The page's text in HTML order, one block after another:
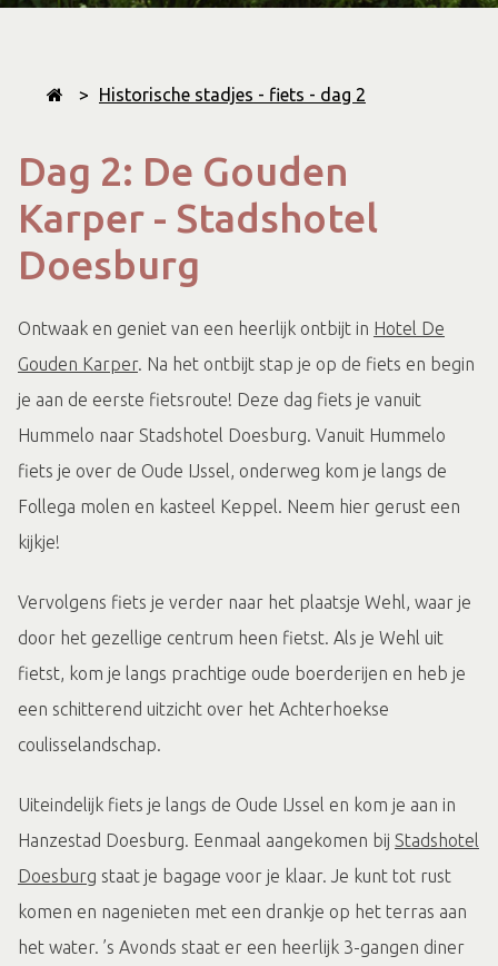
> Historische stadjes - fiets - dag 2
Dag 2: De Gouden
Karper - Stadshotel
Doesburg
Ontwaak en geniet van een heerlijk ontbijt in Hotel De
Gouden Karper. Na het ontbijt stap je op de fiets en begin
je aan de eerste fietsroute! Deze dag fiets je vanuit
Hummelo naar Stadshotel Doesburg. Vanuit Hummelo
fiets je over de Oude IJssel, onderweg kom je langs de
Follega molen en kasteel Keppel. Neem hier gerust een
kijkje!
Vervolgens fiets je verder naar het plaatsje Wehl, waar je
door het gezellige centrum heen fietst. Als je Wehl uit
fietst, kom je langs prachtige oude boerderijen en heb je
een schitterend uitzicht over het Achterhoekse
coulisselandschap.
Uiteindelijk fiets je langs de Oude IJssel en kom je aan in
Hanzestad Doesburg. Eenmaal aangekomen bij Stadshotel
Doesburg staat je bagage voor je klaar. Je kunt tot rust
komen en nagenieten met een drankje op het terras aan
het water. ’s Avonds staat er een heerlijk 3-gangen diner